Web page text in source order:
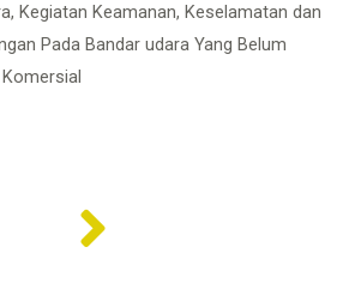
Kegiatan Keamanan, Keselamatan dan
Pada Bandar udara Yang Belum